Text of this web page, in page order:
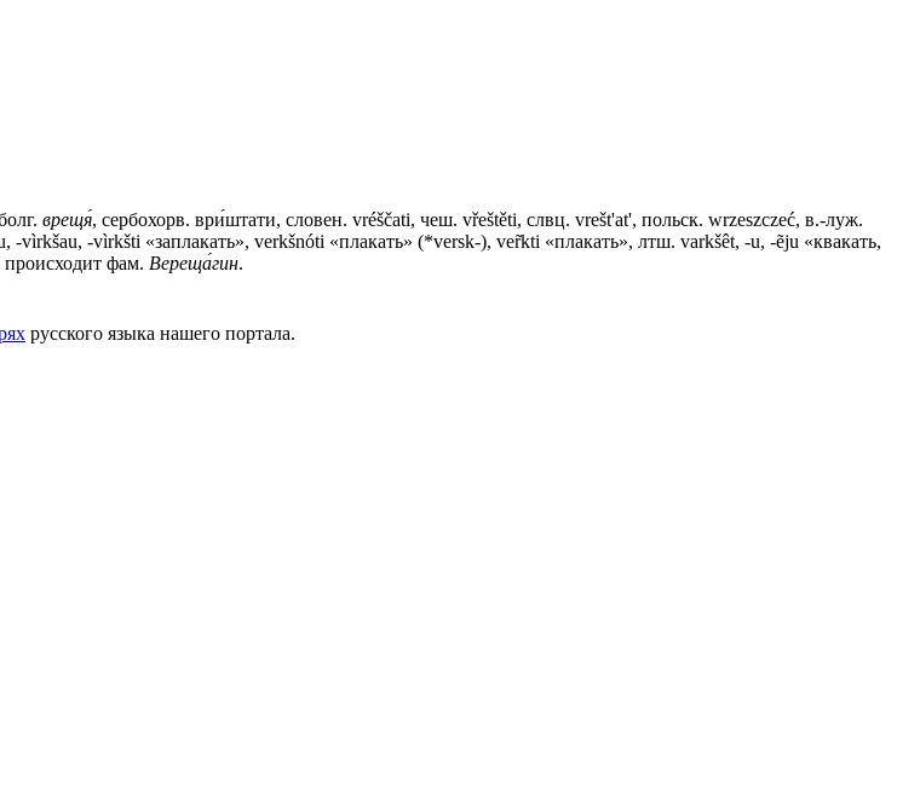
врещя́, сербохорв. ври́штати, словен. vréščati, чеш. vřeštěti, слвц. vrešt'at', польск. wrzeszczeć, в.-луж.
-vìrkšau, -vìrkšti «заплакать», verkšnóti «плакать» (*versk-), ver̃kti «плакать», лтш. varkšêt, -u, -ẽju «квакать,
происходит фам. Вереща́гин.
русского языка нашего портала.